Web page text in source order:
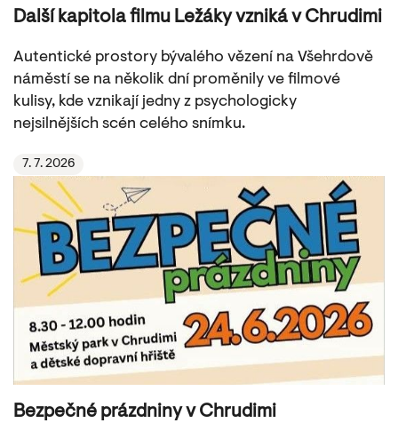
Další kapitola filmu Ležáky vzniká v Chrudimi
Autentické prostory bývalého vězení na Všehrdově
náměstí se na několik dní proměnily ve filmové
kulisy, kde vznikají jedny z psychologicky
nejsilnějších scén celého snímku.
7. 7. 2026
Bezpečné prázdniny v Chrudimi